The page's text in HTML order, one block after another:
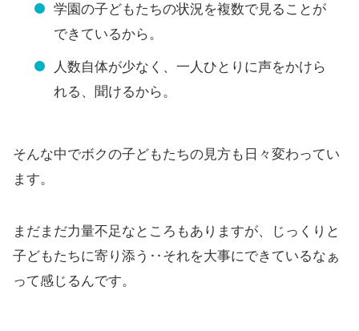
学園の子どもたちの状況を複数で見ることが
できているから。
人数自体が少なく、一人ひとりに声をかけら
れる、聞けるから。
そんな中でボクの子どもたちの見方も日々変わってい
ます。
まだまだ力量不足なところもありますが、じっくりと
子どもたちに寄り添う‥それを大事にできているなぁ
って感じるんです。